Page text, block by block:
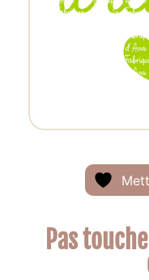
Pas